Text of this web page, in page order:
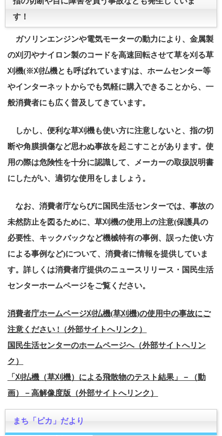
す！
ガソリンエンジンや電気モーターの動力により、金属製
の刈刃やナイロン製のコードを高速回転させて草を刈る草
刈機(※刈払機とも呼ばれています)は、ホームセンター等
やインターネットからでも気軽に購入できることから、一
般消費者にも広く普及してきています。
しかし、便利な草刈機も使い方に注意しないと、指の切
断や角膜損傷など思わぬ事故を起こすことがあります。使
用の際は危険性を十分に認識して、メーカーの取扱説明書
にしたがい、適切な使用をしましょう。
なお、消費者庁ならびに国民生活センターでは、事故の
未然防止を図るために、草刈機の使用上の注意(保護具の
必要性、キックバックなど機械特有の事例、誤った使い方
による事例など)について、消費者に情報を提供していま
す。詳しくは消費者庁提供のニュースリリース・国民生活
センターホームページをご覧ください。
消費者庁ホームページ刈払機(草刈機)の使用中の事故にご
注意ください !（外部サイトへリンク）
国民生活センターのホームページへ（外部サイトへリン
ク）
「刈払機（草刈機）による飛散物のテスト結果」－（動
画）－高解像度版（外部サイトへリンク）
まち「ピカ」だより